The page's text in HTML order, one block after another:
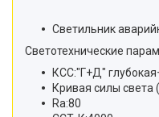
Светильник
Светотехнические
КСС:"Г+Д"
Кривая силы света
Ra:80